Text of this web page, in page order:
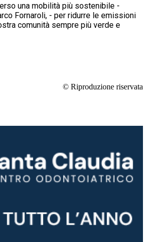
una mobilità più sostenibile -
Fornaroli, - per ridurre le emissioni
comunità sempre più verde e
© Riproduzione riservata